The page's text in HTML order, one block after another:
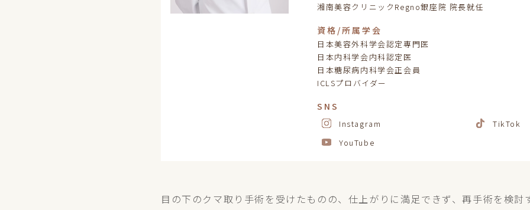
湘南美容クリニックRegno銀座院 院長就任
資格/所属学会
日本美容外科学会認定専門医
日本内科学会内科認定医
日本糖尿病内科学会正会員
ICLSプロバイダー
SNS
Instagram
TikTok
YouTube
目の下のクマ取り手術を受けたものの、仕上がりに満足できず、再手術を検討